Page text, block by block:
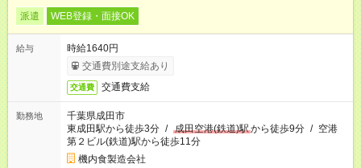
派遣 WEB登録・面接OK
給与
時給1640円
交通費別途支給あり
交通費 交通費支給
勤務地
千葉県成田市
東成田駅から徒歩3分 / 成田空港(鉄道)駅から徒歩9分 / 空港
第２ビル(鉄道)駅から徒歩11分
機内食製造会社